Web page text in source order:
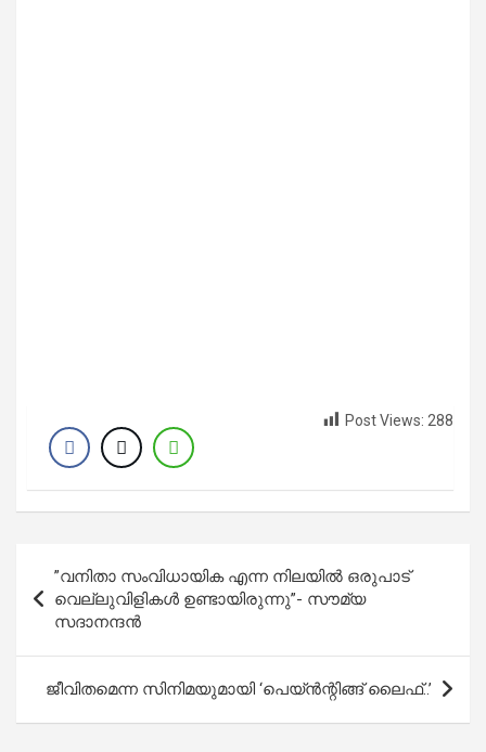
Post Views: 288
navigation
”വനിതാ സംവിധായിക എന്ന നിലയിൽ ഒരുപാട്
വെല്ലുവിളികൾ ഉണ്ടായിരുന്നു”- സൗമ്യ
സദാനന്ദൻ
ജീവിതമെന്ന സിനിമയുമായി ‘പെയ്ന്‍ന്റിങ്ങ് ലൈഫ്..’